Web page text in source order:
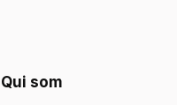
Qui som